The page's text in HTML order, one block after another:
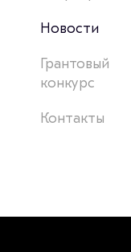
Новости
Грантовый
конкурс
Контакты